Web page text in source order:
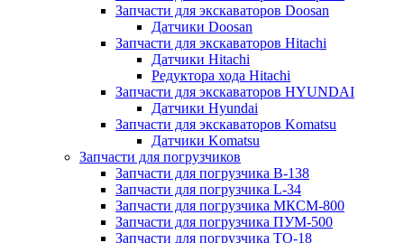
Запчасти для экскаваторов Doosan
Датчики Doosan
Запчасти для экскаваторов Hitachi
Датчики Hitachi
Редуктора хода Hitachi
Запчасти для экскаваторов HYUNDAI
Датчики Hyundai
Запчасти для экскаваторов Komatsu
Датчики Komatsu
Запчасти для погрузчиков
Запчасти для погрузчика B-138
Запчасти для погрузчика L-34
Запчасти для погрузчика МКСМ-800
Запчасти для погрузчика ПУМ-500
Запчасти для погрузчика ТО-18